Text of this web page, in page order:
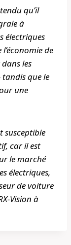
qu’il
à
électriques
de
les
que le
une
susceptible
car il est
le marché
électriques,
de voiture
Vision à